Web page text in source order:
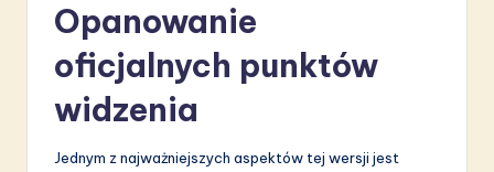
Opanowanie
oficjalnych punktów
widzenia
Jednym z najważniejszych aspektów tej wersji jest